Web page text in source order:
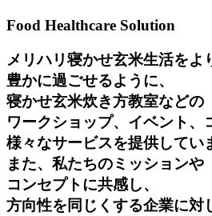
Food Healthcare Solution
メリハリ寝かせ玄米生活をよ
豊かに過ごせるように、
寝かせ玄米炊き方教室などの
ワークショップ、イベント、
様々なサービスを提供してい
また、私たちのミッションや
コンセプトに共感し、
方向性を同じくする企業に対